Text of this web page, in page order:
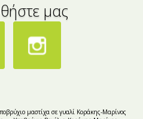
Ψαρικά
Μείγματα
μας
μαστίχα σε γυαλί Κοράκης-Μαρίνος